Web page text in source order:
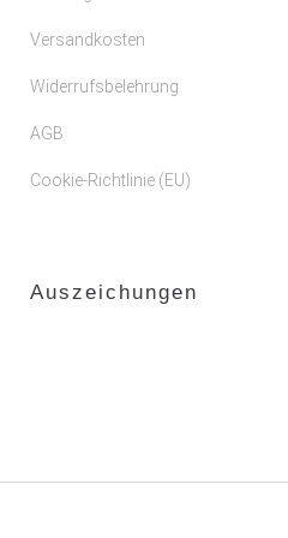
Versandkosten
Widerrufsbelehrung
AGB
Cookie-Richtlinie (EU)
Auszeichungen